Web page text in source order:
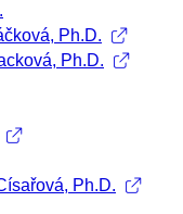
Ph.D.
Ph.D.
Ph.D.